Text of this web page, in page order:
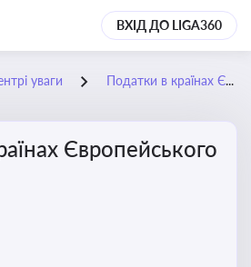
ВХІД ДО LIGA360
уваги Податки в країнах Європейського Союзу
Європейського